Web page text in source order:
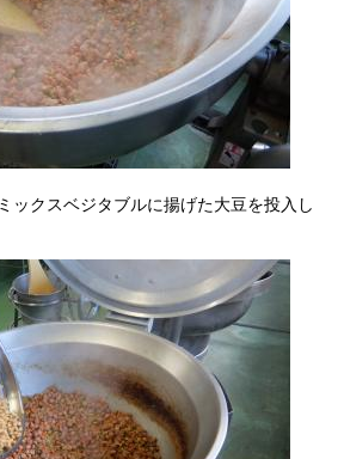
ックスベジタブルに揚げた大豆を投入し